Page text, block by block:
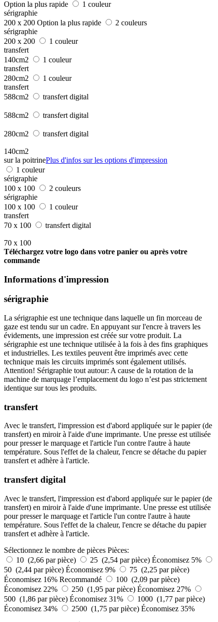
Option la plus rapide
1 couleur
sérigraphie
200 x 200 Option la plus rapide
2 couleurs
sérigraphie
200 x 200
1 couleur
transfert
140cm2
1 couleur
transfert
280cm2
1 couleur
transfert
588cm2
transfert digital
588cm2 transfert digital
280cm2 transfert digital
140cm2
sur la poitrinePlus d'infos sur les options d'impression
1 couleur
sérigraphie
100 x 100
2 couleurs
sérigraphie
100 x 100
1 couleur
transfert
70 x 100
transfert digital
70 x 100
Téléchargez votre logo dans votre panier ou après votre
commande
Informations d'impression
sérigraphie
La sérigraphie est une technique dans laquelle un fin morceau de
gaze est tendu sur un cadre. En appuyant sur l'encre à travers les
évidements, une impression est créée sur votre produit. La
sérigraphie est une technique utilisée à la fois à des fins graphiques
et industrielles. Les textiles peuvent être imprimés avec cette
technique mais les circuits imprimés sont également utilisés.
Attention! Sérigraphie tout autour: A cause de la rotation de la
machine de marquage l’emplacement du logo n’est pas strictement
identique sur tous les produits.
transfert
Avec le transfert, l'impression est d'abord appliquée sur le papier (de
transfert) en miroir à l'aide d'une imprimante. Une presse est utilisée
pour presser le marquage et l'article l'un contre l'autre à haute
température. Sous l'effet de la chaleur, l'encre se détache du papier
transfert et adhère à l'article.
transfert digital
Avec le transfert, l'impression est d'abord appliquée sur le papier (de
transfert) en miroir à l'aide d'une imprimante. Une presse est utilisée
pour presser le marquage et l'article l'un contre l'autre à haute
température. Sous l'effet de la chaleur, l'encre se détache du papier
transfert et adhère à l'article.
Sélectionnez le nombre de pièces Pièces:
10 (2,66 par pièce)
25 (2,54 par pièce) Économisez 5%
50 (2,44 par pièce) Économisez 9%
75 (2,25 par pièce)
Économisez 16% Recommandé
100 (2,09 par pièce)
Économisez 22%
250 (1,95 par pièce) Économisez 27%
500 (1,86 par pièce) Économisez 31%
1000 (1,77 par pièce)
Économisez 34%
2500 (1,75 par pièce) Économisez 35%